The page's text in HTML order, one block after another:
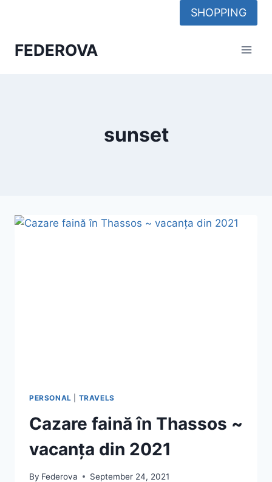
SHOPPING
FEDEROVA
sunset
PERSONAL TRAVELS
Cazare faină în Thassos ~
vacanța din 2021
By Federova September 24, 2021